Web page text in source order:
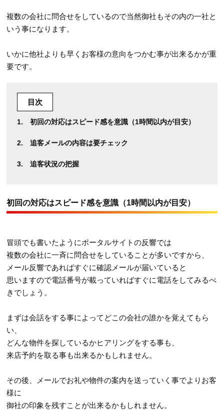
複数の会社に問合せをしているので当然御社もその内の一社と
いう事になります。
いかに他社よりも早くお客様の意向をつかむ事が出来るかが重
要です。
目次
初回の対応はスピード感を意識（1時間以内が目安）
追客メールの内容は要チェック
追客状況の把握
初回の対応はスピード感を意識（1時間以内が目安）
冒頭でも書いたようにポータルサイトの反響では
複数の会社に一斉に問合せをしていることが多いですから、
メール反響であればすぐに確認メールが届いていると
思いますので電話番号が載っていればすぐに電話をしてみるべ
きでしょう。
まずは会話をする事によってどこの会社の誰かを覚えてもら
い、
どんな物件を探しているかヒアリングをする事も、
来店予約を取る事も出来るかもしれません。
その後、メールでお礼や物件の案内を送っていく事でよりお客
様に
御社の印象を残すことが出来るかもしれません。